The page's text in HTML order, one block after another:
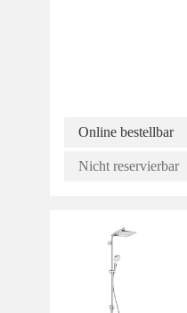
Online bestellbar
Nicht reservierbar